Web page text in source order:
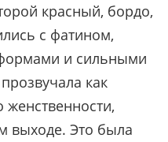
красный, бордо,
с фатином,
и сильными
как
женственности,
выходе. Это была